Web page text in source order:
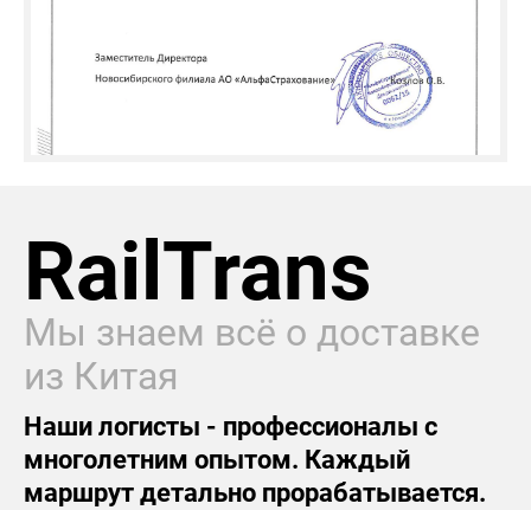
RailTrans
Мы знаем всё о доставке
из Китая
Наши логисты - профессионалы с
многолетним опытом. Каждый
маршрут детально прорабатывается.